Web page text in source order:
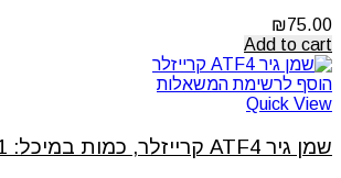
₪75.00
Add to cart
הוסף לרשימת המשאלות
Quick View
שמן גיר ATF4 קרייזלר, כמות במיכל: 1 ליטר וולבוליין